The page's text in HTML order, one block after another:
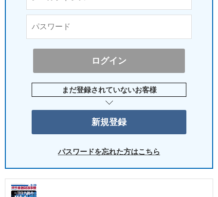
まだ登録されていないお客様
パスワードを忘れた方はこちら